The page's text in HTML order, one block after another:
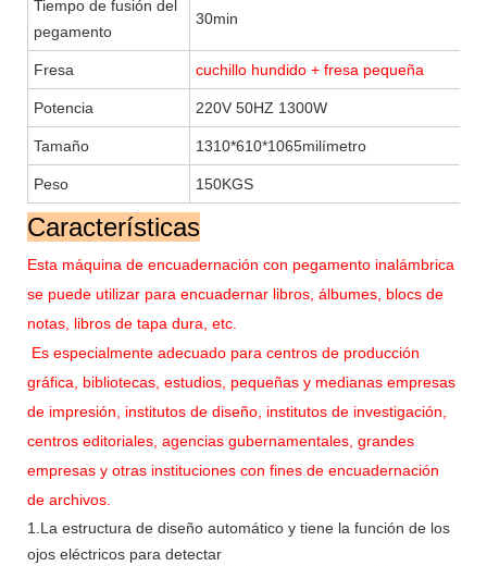
Tiempo de fusión del
pegamento
30min
Fresa cuchillo hundido + fresa pequeña
Potencia 220V 50HZ 1300W
Tamaño 1310*610*1065milímetro
Peso 150KGS
Características
Esta máquina de encuadernación con pegamento inalámbrica
se puede utilizar para encuadernar libros, álbumes, blocs de
notas, libros de tapa dura, etc.
Es especialmente adecuado para centros de producción
gráfica, bibliotecas, estudios, pequeñas y medianas empresas
de impresión, institutos de diseño, institutos de investigación,
centros editoriales, agencias gubernamentales, grandes
empresas y otras instituciones con fines de encuadernación
de archivos.
1.La estructura de diseño automático y tiene la función de los
ojos eléctricos para detectar